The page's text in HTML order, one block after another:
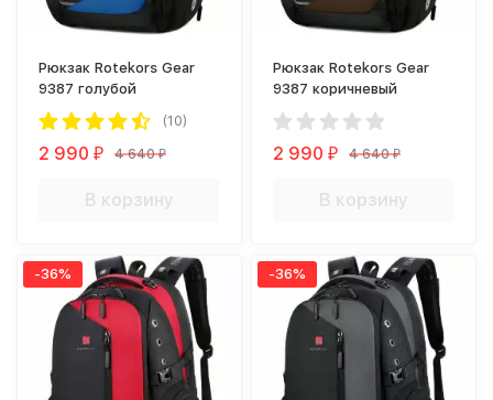
Рюкзак Rotekors Gear
9387 голубой
(10)
2 990₽ 4 640₽
В корзину
Рюкзак Rotekors Gear
9387 коричневый
2 990₽ 4 640₽
В корзину
-36% -36%